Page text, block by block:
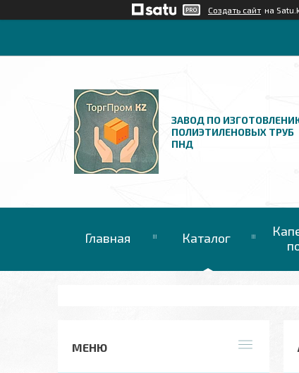
Создать сайт на
ЗАВОД ПО
ПОЛИЭТИЛЕНОВЫХ ТРУБ
ПНД
Главная Каталог